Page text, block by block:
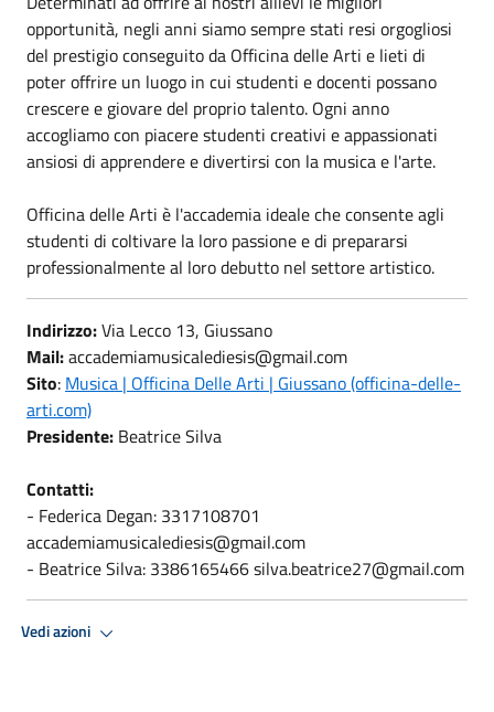
opportunità, negli anni siamo sempre stati resi orgogliosi
del prestigio conseguito da Officina delle Arti e lieti di
poter offrire un luogo in cui studenti e docenti possano
crescere e giovare del proprio talento. Ogni anno
accogliamo con piacere studenti creativi e appassionati
ansiosi di apprendere e divertirsi con la musica e l'arte.
Officina delle Arti è l'accademia ideale che consente agli
studenti di coltivare la loro passione e di prepararsi
professionalmente al loro debutto nel settore artistico.
Indirizzo:Via Lecco 13, Giussano
Mail:accademiamusicalediesis@gmail.com
Sito: Musica | Officina Delle Arti | Giussano (officina-delle-
arti.com)
Presidente: Beatrice Silva
Contatti:
- Federica Degan: 3317108701
accademiamusicalediesis@gmail.com
- Beatrice Silva: 3386165466 silva.beatrice27@gmail.com
Vedi azioni